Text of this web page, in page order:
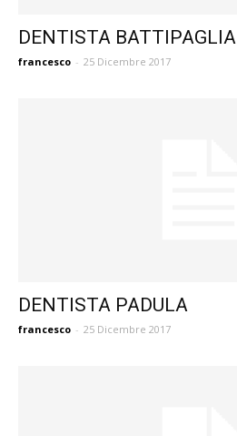
DENTISTA BATTIPAGLIA
francesco - 25 Dicembre 2017
DENTISTA PADULA
francesco - 25 Dicembre 2017